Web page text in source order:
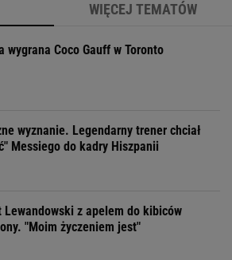
WIĘCEJ TEMATÓW
wygrana Coco Gauff w Toronto
wyznanie. Legendarny trener chciał
Messiego do kadry Hiszpanii
Lewandowski z apelem do kibiców
"Moim życzeniem jest"